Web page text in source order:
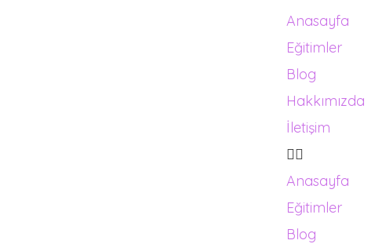
Anasayfa
Eğitimler
Blog
Hakkımızda
İletişim
Anasayfa
Eğitimler
Blog